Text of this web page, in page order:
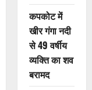
कपकोट में
खीर गंगा नदी
से 49 वर्षीय
व्यक्ति का शव
बरामद